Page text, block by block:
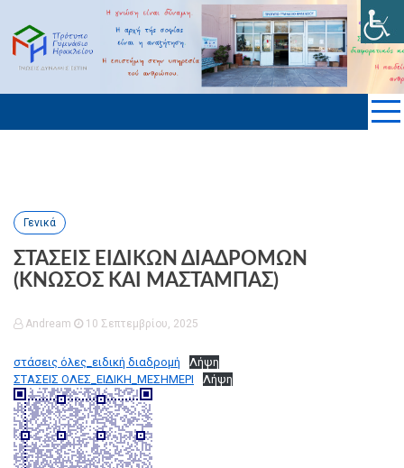
content ΠΡΟΤΥΠΟ ΓΥΜΝΑΣΙΟ ΗΡΑΚΛΕΙΟΥ
KΡΗΤΗΣ
Γενικά
ΣΤΑΣΕΙΣ ΕΙΔΙΚΩΝ ΔΙΑΔΡΟΜΩΝ
(ΚΝΩΣΟΣ ΚΑΙ ΜΑΣΤΑΜΠΑΣ)
Andream 10 Σεπτεμβρίου, 2025
στάσεις όλες_ειδική διαδρομή
Λήψη
ΣΤΑΣΕΙΣ ΟΛΕΣ_ΕΙΔΙΚΗ_ΜΕΣΗΜΕΡΙ
Λήψη